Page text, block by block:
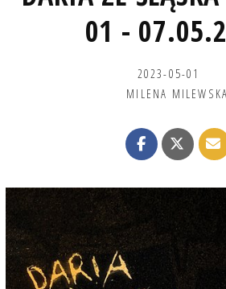
01 -
2023-05-01
MILENA MILEWSKA